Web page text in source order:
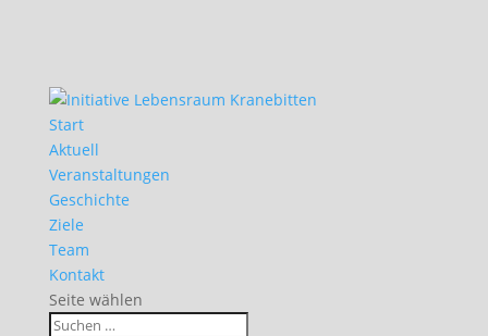
Start
Aktuell
Veranstaltungen
Geschichte
Ziele
Team
Kontakt
Seite wählen